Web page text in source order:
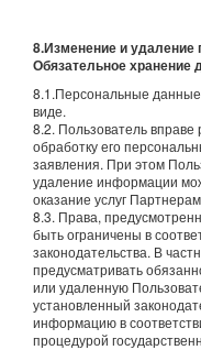
8.Изменение и
Обязательное хранение
8.1.Персональные
виде.
8.2. Пользователь вправе
обработку его
заявления. При этом
удаление информации
оказание услуг
8.3. Права,
быть ограничены в
законодательства. В
предусматривать
или удаленную
установленный
информацию в
процедурой